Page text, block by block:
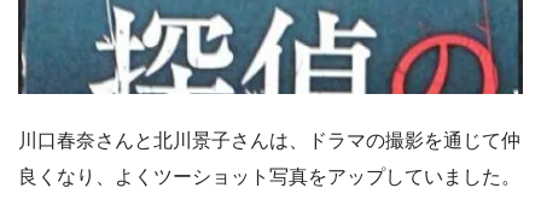
川口春奈さんと北川景子さんは、ドラマの撮影を通じて仲
良くなり、よくツーショット写真をアップしていました。